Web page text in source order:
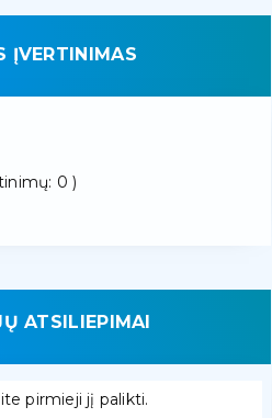
ĮVERTINIMAS
0 )
ATSILIEPIMAI
pirmieji jį palikti.